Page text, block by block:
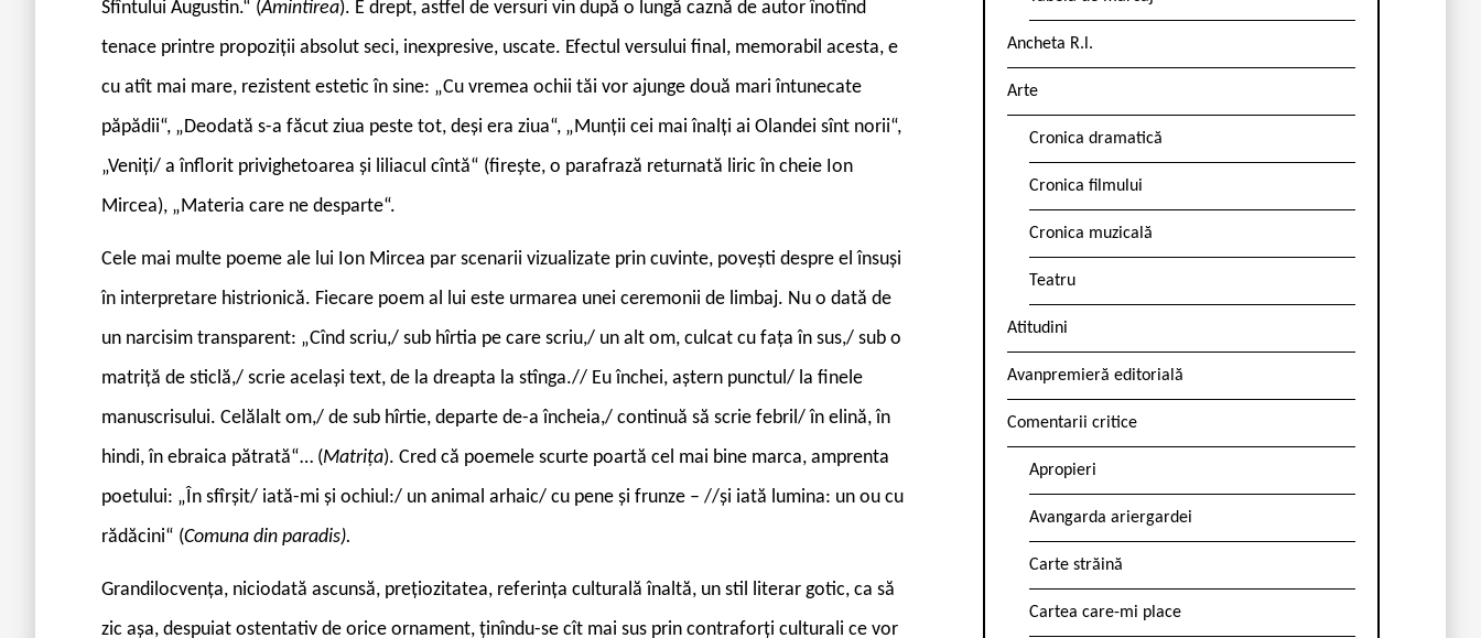
Sfîntului Augustin.“ (Amintirea). E drept, astfel de versuri vin după o lungă caznă de autor înotînd
tenace printre propoziții absolut seci, inexpresive, uscate. Efectul versului final, memorabil acesta, e
cu atît mai mare, rezistent estetic în sine: „Cu vremea ochii tăi vor ajunge două mari întunecate
păpădii“, „Deodată s-a făcut ziua peste tot, deși era ziua“, „Munții cei mai înalți ai Olandei sînt norii“,
„Veniți/ a înflorit privighetoarea și liliacul cîntă“ (firește, o parafrază returnată liric în cheie Ion
Mircea), „Materia care ne desparte“.
Cele mai multe poeme ale lui Ion Mircea par scenarii vizualizate prin cuvinte, povești despre el însuși
în interpretare histrionică. Fiecare poem al lui este urmarea unei ceremonii de limbaj. Nu o dată de
un narcisim transparent: „Cînd scriu,/ sub hîrtia pe care scriu,/ un alt om, culcat cu fața în sus,/ sub o
matriță de sticlă,/ scrie același text, de la dreapta la stînga.// Eu închei, aștern punctul/ la finele
manuscrisului. Celălalt om,/ de sub hîrtie, departe de-a încheia,/ continuă să scrie febril/ în elină, în
hindi, în ebraica pătrată“… (Matrița). Cred că poemele scurte poartă cel mai bine marca, amprenta
poetului: „În sfîrșit/ iată-mi și ochiul:/ un animal arhaic/ cu pene și frunze – //și iată lumina: un ou cu
rădăcini“ (Comuna din paradis).
Grandilocvența, niciodată ascunsă, prețiozitatea, referința culturală înaltă, un stil literar gotic, ca să
zic așa, despuiat ostentativ de orice ornament, ținîndu-se cît mai sus prin contraforți culturali ce vor
Ancheta R.l.
Arte
Cronica dramatică
Cronica filmului
Cronica muzicală
Teatru
Atitudini
Avanpremieră editorială
Comentarii critice
Apropieri
Avangarda ariergardei
Carte străină
Cartea care-mi place